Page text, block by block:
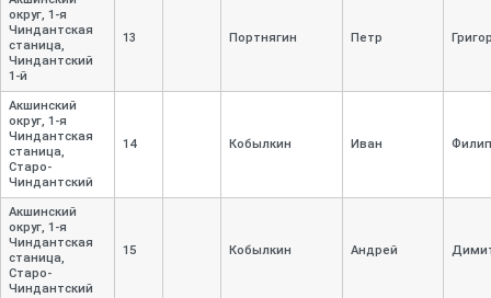
округ, 1-я
Чиндантская
станица,
Чиндантский
1-й
13 Портнягин Петр
Акшинский
округ, 1-я
Чиндантская
станица,
Старо-
Чиндантский
14 Кобылкин Иван
Акшинский
округ, 1-я
Чиндантская
станица,
Старо-
Чиндантский
15 Кобылкин Андрей